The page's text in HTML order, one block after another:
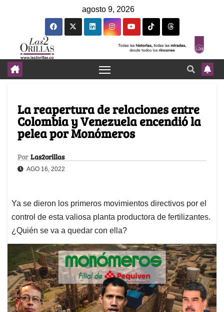
agosto 9, 2026
La reapertura de relaciones entre
Colombia y Venezuela encendió la
pelea por Monómeros
Por Las2orillas
AGO 16, 2022
Ya se dieron los primeros movimientos directivos por el
control de esta valiosa planta productora de fertilizantes.
¿Quién se va a quedar con ella?